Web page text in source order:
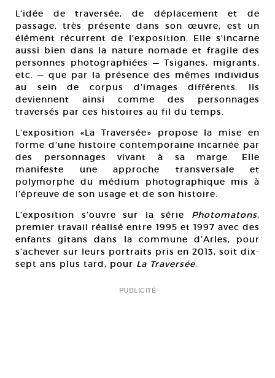
L’idée de traversée, de déplacement et de
passage, très présente dans son œuvre, est un
élément récurrent de l’exposition. Elle s’incarne
aussi bien dans la nature nomade et fragile des
personnes photographiées — Tsiganes, migrants,
etc. — que par la présence des mêmes individus
au sein de corpus d’images différents. Ils
deviennent ainsi comme des personnages
traversés par ces histoires au fil du temps.
L’exposition «La Traversée» propose la mise en
forme d’une histoire contemporaine incarnée par
des personnages vivant à sa marge. Elle
manifeste une approche transversale et
polymorphe du médium photographique mis à
l’épreuve de son usage et de son histoire.
L’exposition s’ouvre sur la série Photomatons,
premier travail réalisé entre 1995 et 1997 avec des
enfants gitans dans la commune d’Arles, pour
s’achever sur leurs portraits pris en 2013, soit dix-
sept ans plus tard, pour La Traversée.
PUBLICITÉ